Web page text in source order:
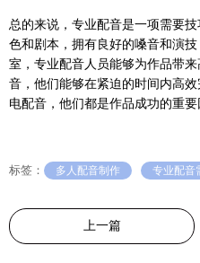
总的来说，专业配音是一项需要
色和剧本，拥有良好的嗓音和演
室，专业配音人员能够为作品带
音，他们能够在紧迫的时间内高
电配音，他们都是作品成功的重要
标签： 多人配音制作
上一篇